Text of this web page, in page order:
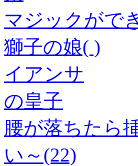
マジックがで
獅子の娘( )
イアンサ
の皇子
腰が落ちたら
い～(22)